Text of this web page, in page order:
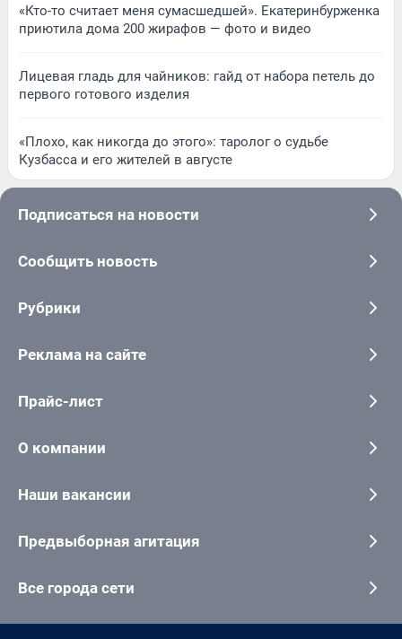
«Кто-то считает меня сумасшедшей». Екатеринбурженка
приютила дома 200 жирафов — фото и видео
Лицевая гладь для чайников: гайд от набора петель до
первого готового изделия
«Плохо, как никогда до этого»: таролог о судьбе
Кузбасса и его жителей в августе
Подписаться на новости
Сообщить новость
Рубрики
Реклама на сайте
Прайс-лист
О компании
Наши вакансии
Предвыборная агитация
Все города сети